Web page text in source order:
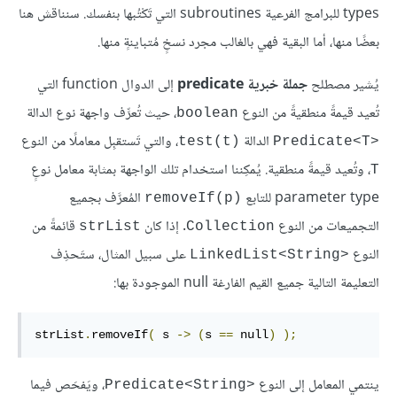
types للبرامج الفرعية subroutines التي تَكْتُبها بنفسك. سنناقش هنا
بعضًا منها، أما البقية فهي بالغالب مجرد نسخٍ مُتباينةٍ منها.
يُشير مصطلحجملة خبرية predicate
إلى الدوال function التي
تُعيد قيمةً منطقيةً من النوع boolean، حيث تُعرِّف واجهة نوع الدالة
Predicate<T>‎ الدالة test(t)‎، والتي تَستقبِل معاملًا من النوع
T، وتُعيد قيمةً منطقية. يُمكِننا استخدام تلك الواجهة بمثابة معامل نوعٍ
parameter type للتابع
removeIf(p)‎ المُعرَّف بجميع
التجميعات من النوع Collection. إذا كان strList قائمةً من
النوع LinkedList<String>‎ على سبيل المثال، ستَحذِف
التعليمة التالية جميع القيم الفارغة null الموجودة بها:
strList . removeIf( s -> (s == null) );
ينتمي المعامل إلى النوع Predicate<String>‎، ويَفحَص فيما